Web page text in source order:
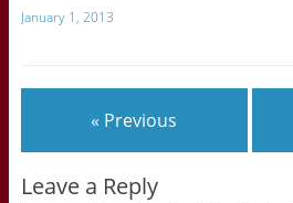
January 1, 2013
« Previous
Leave a Reply